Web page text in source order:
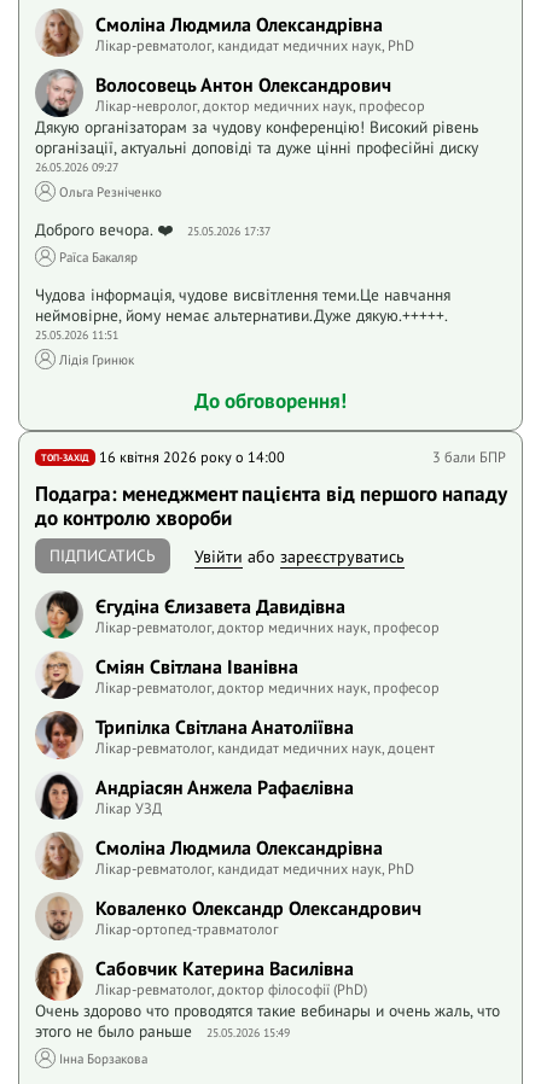
Смоліна Людмила Олександрівна
Лікар-ревматолог, кандидат медичних наук, PhD
Волосовець Антон Олександрович
Лікар-невролог, доктор медичних наук, професор
Дякую організаторам за чудову конференцію! Високий рівень
організації, актуальні доповіді та дуже цінні професійні диску
26.05.2026 09:27
Ольга Резніченко
Доброго вечора. ❤️ 25.05.2026 17:37
Раїса Бакаляр
Чудова інформація, чудове висвітлення теми.Це навчання
неймовірне, йому немає альтернативи.Дуже дякую.+++++.
25.05.2026 11:51
Лідія Гринюк
До обговорення!
ТОП-ЗАХІД 16 квітня 2026 року o 14:00 3 бали БПР
Подагра: менеджмент пацієнта від першого нападу
до контролю хвороби
ПІДПИСАТИСЬ Увійти або зареєструватись
Єгудіна Єлизавета Давидівна
Лікар-ревматолог, доктор медичних наук, професор
Сміян Світлана Іванівна
Лікар-ревматолог, доктор медичних наук, професор
Трипілка Світлана Анатоліївна
Лікар-ревматолог, кандидат медичних наук, доцент
Андріасян Анжела Рафаєлівна
Лікар УЗД
Смоліна Людмила Олександрівна
Лікар-ревматолог, кандидат медичних наук, PhD
Коваленко Олександр Олександрович
Лікар-ортопед-травматолог
Сабовчик Катерина Василівна
Лікар-ревматолог, доктор філософії (PhD)
Очень здорово что проводятся такие вебинары и очень жаль, что
этого не было раньше
25.05.2026 15:49
Інна Борзакова